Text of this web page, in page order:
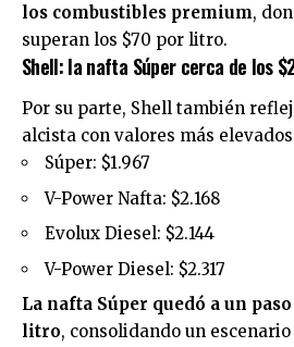
los combustibles premium,
superan los $70 por litro.
Shell: la nafta Súper cerca de los
Por su parte, Shell también
alcista con valores más
Súper: $1.967
V-Power Nafta: $2.168
Evolux Diesel: $2.144
V-Power Diesel: $2.317
La nafta Súper quedó a un
litro, consolidando un